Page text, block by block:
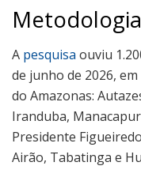
A pesquisa ouviu
de junho de 2026,
do Amazonas:
Iranduba,
Presidente
Airão, Tabatinga e